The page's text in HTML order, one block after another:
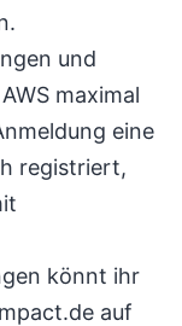
und
maximal
eine
registriert,
könnt ihr
auf